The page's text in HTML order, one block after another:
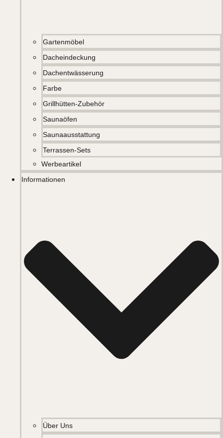
Gartenmöbel
Dacheindeckung
Dachentwässerung
Farbe
Grillhütten-Zubehör
Saunaöfen
Saunaausstattung
Terrassen-Sets
Werbeartikel
Informationen
Über Uns